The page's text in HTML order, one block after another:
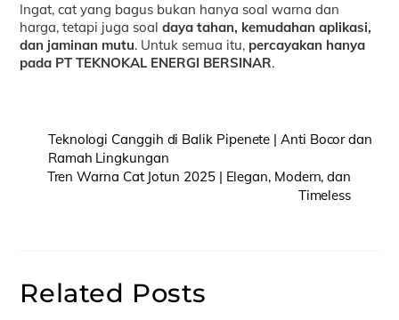
Ingat, cat yang bagus bukan hanya soal warna dan
harga, tetapi juga soaldaya tahan, kemudahan aplikasi,
dan jaminan mutu. Untuk semua itu, percayakan hanya
pada PT TEKNOKAL ENERGI BERSINAR.
Teknologi Canggih di Balik Pipenete | Anti Bocor dan
Ramah Lingkungan
Tren Warna Cat Jotun 2025 | Elegan, Modern, dan
Timeless
Related Posts